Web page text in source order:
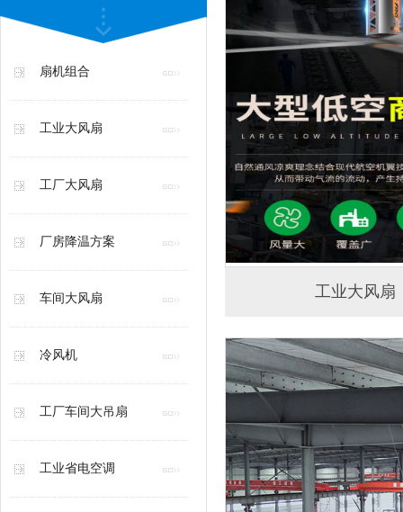
扇机组合
工业大风扇
工厂大风扇
厂房降温方案
车间大风扇
冷风机
工厂车间大吊扇
工业省电空调
工业大风扇